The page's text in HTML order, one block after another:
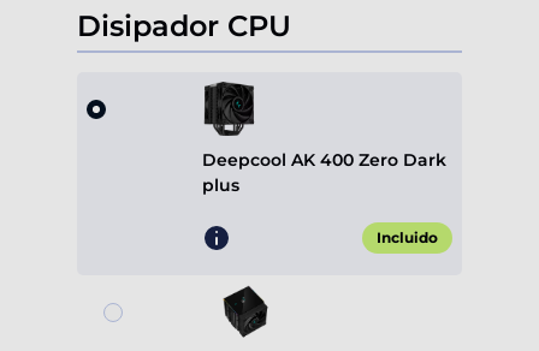
Disipador CPU
Deepcool AK 400 Zero Dark
plus
Incluido